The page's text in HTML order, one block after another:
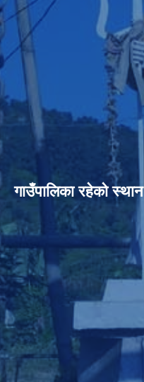
गाउँपालिका रहेको स्थान